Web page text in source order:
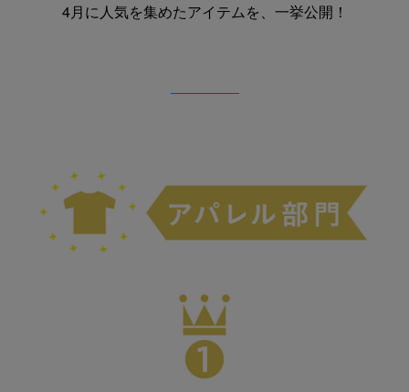
4月に人気を集めたアイテムを、一挙公開！